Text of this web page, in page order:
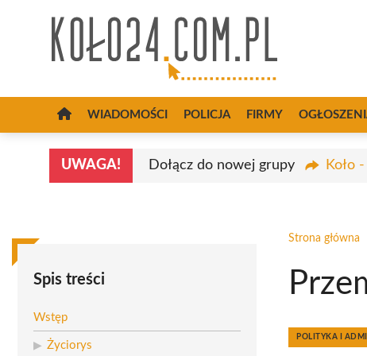
WIADOMOŚCI POLICJA FIRMY
UWAGA! Dołącz do nowej grupy Koło
Spis treści
Wstęp
Życiorys
Strona główna
POLITYKA I